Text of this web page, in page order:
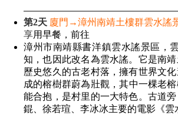
第2天 廈門→漳州南靖土樓群雲水謠
享用早餐，前往
漳州市南靖縣書洋鎮雲水謠景區，
知，也因此改名為雲水謠。它是南
歷史悠久的古老村落，擁有世界文
成的榕樹群蔚為壯觀，其中一棵老
能合抱，是村里的一大特色。古道
錕、徐若瑄、李冰冰主要的電影《雲